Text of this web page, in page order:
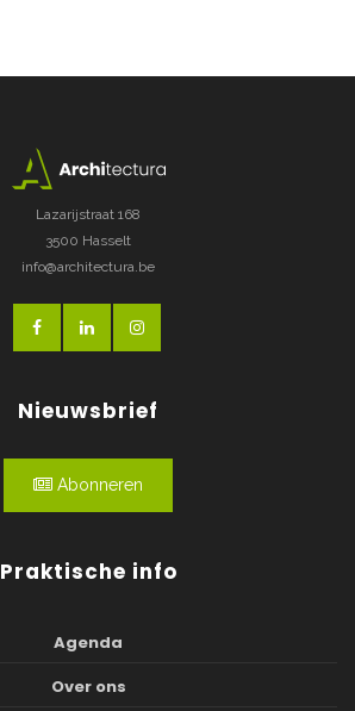
Lazarijstraat 168
3500 Hasselt
info@architectura.be
Nieuwsbrief
Abonneren
Praktische info
Agenda
Over ons